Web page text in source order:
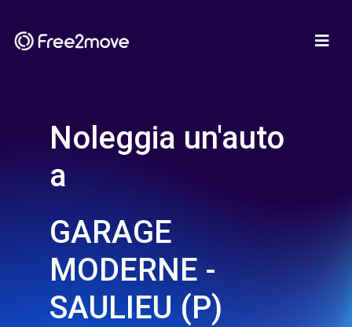
Noleggia un'auto
a
GARAGE
MODERNE -
SAULIEU (P)